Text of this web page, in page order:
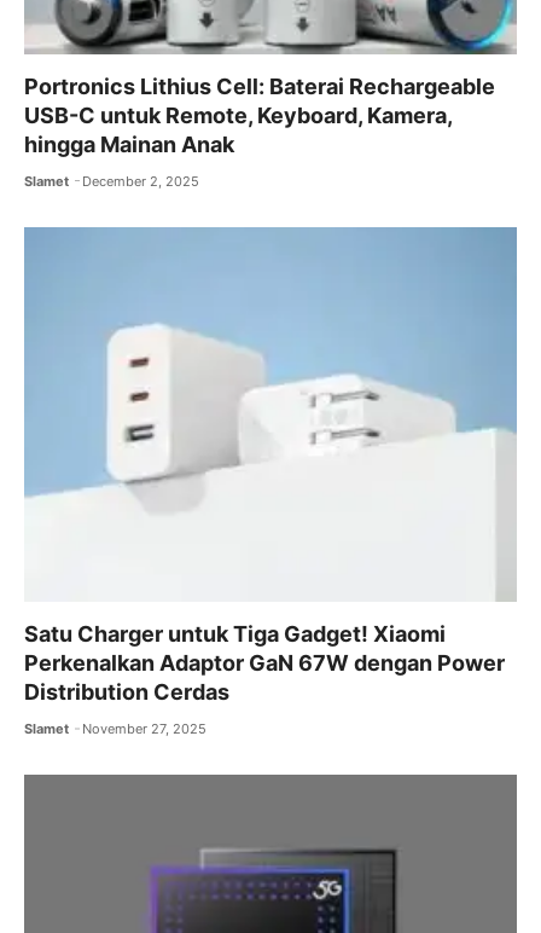
Portronics Lithius Cell: Baterai Rechargeable
USB-C untuk Remote, Keyboard, Kamera,
hingga Mainan Anak
Slamet December 2, 2025
Satu Charger untuk Tiga Gadget! Xiaomi
Perkenalkan Adaptor GaN 67W dengan Power
Distribution Cerdas
Slamet November 27, 2025